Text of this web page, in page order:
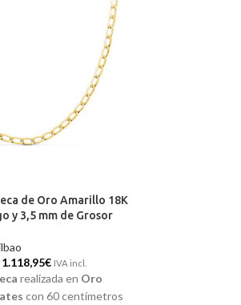
de Oro Amarillo 18K
y 3,5 mm de Grosor
1.118,95€ IVA incl.
realizada en Oro
con 60 centímetros